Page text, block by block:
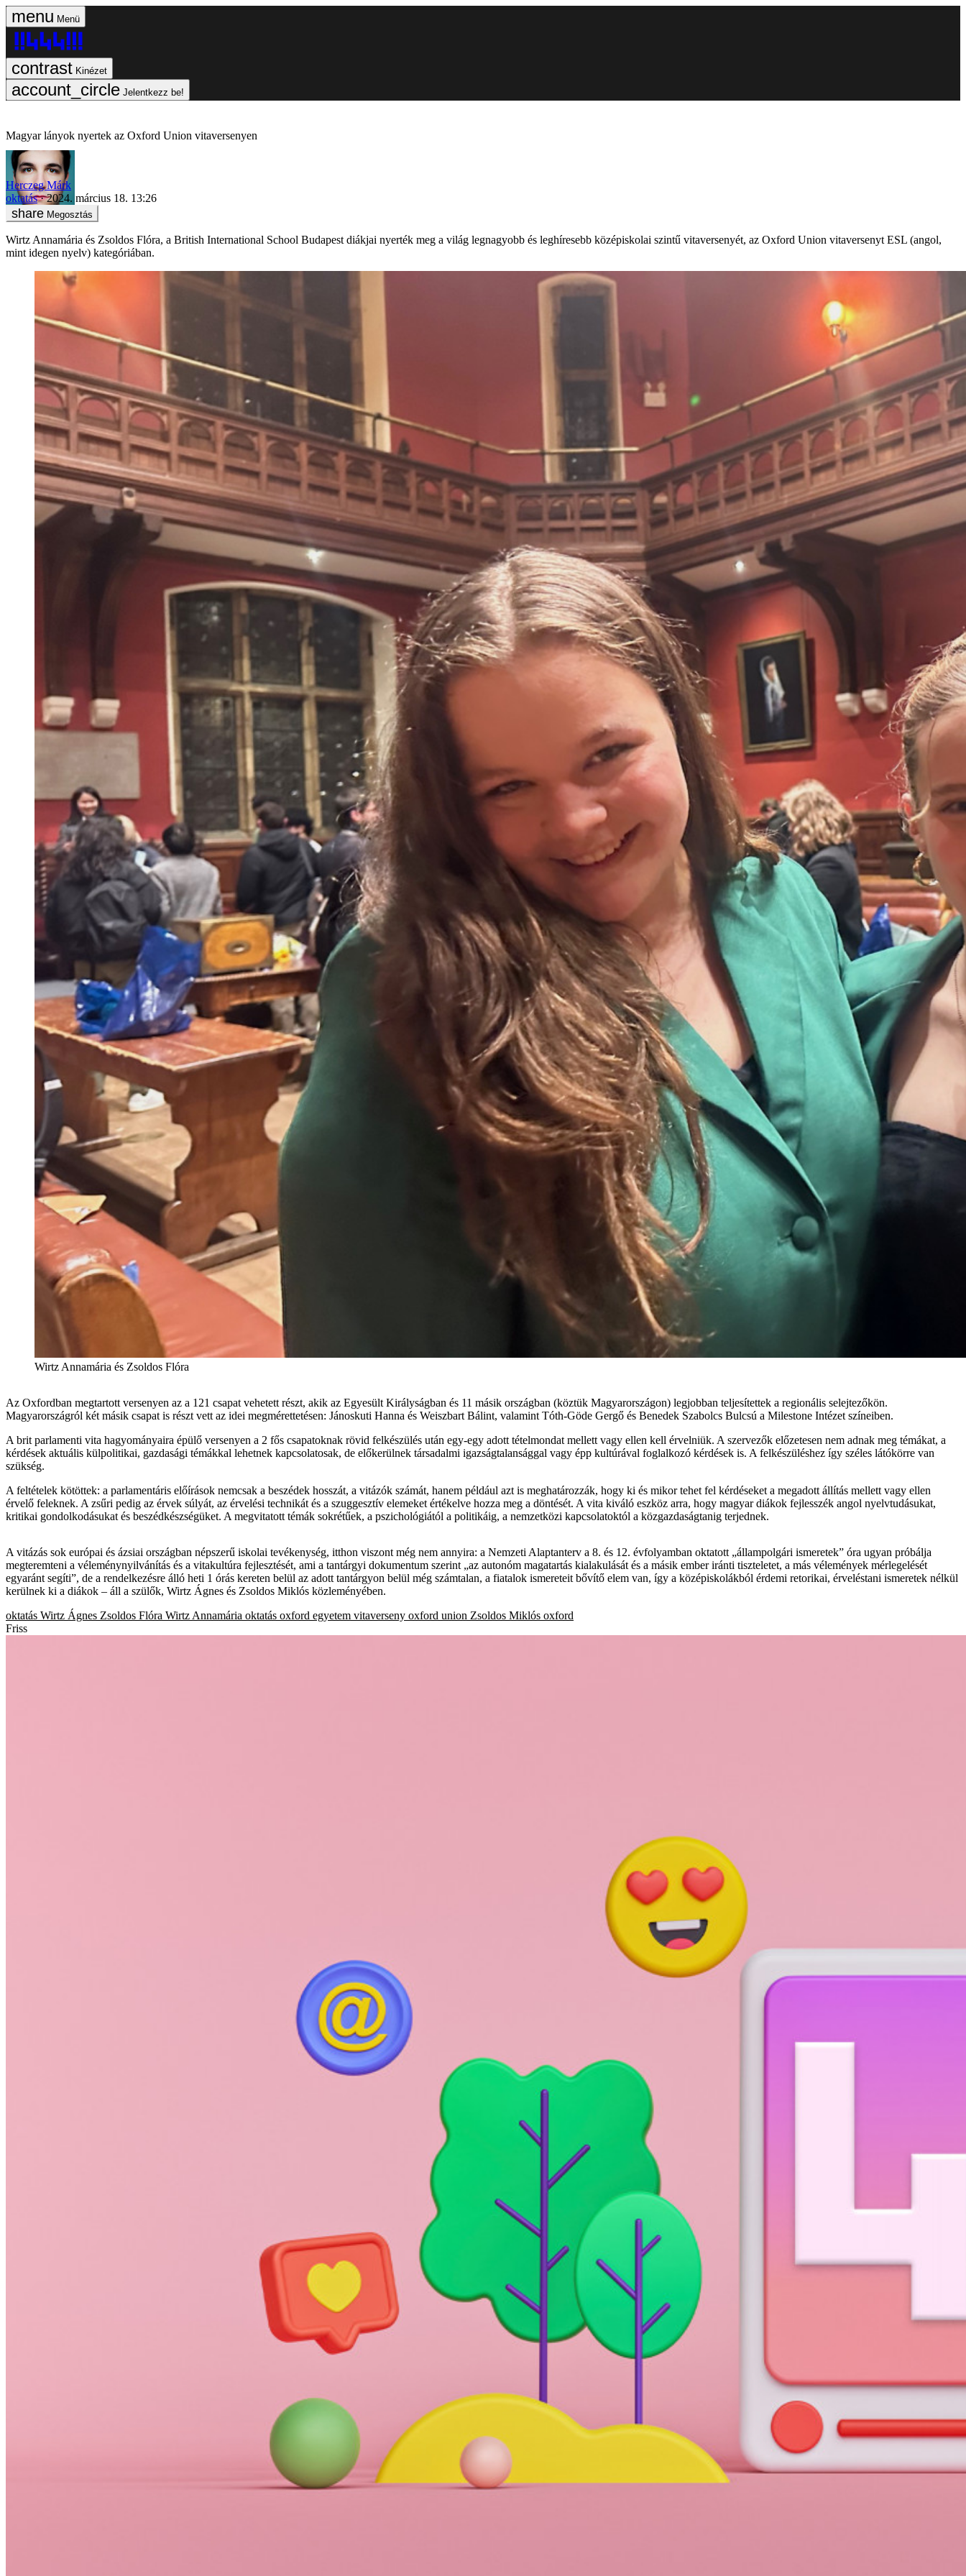
Menü
Kinézet
Jelentkezz be!
Magyar lányok nyertek az Oxford Union vitaversenyen
Herczeg Márk
oktatás
2024. március 18. 13:26
Megosztás
Wirtz Annamária és Zsoldos Flóra, a British International School Budapest diákjai nyerték meg a világ legnagyobb és leghíresebb középiskolai szintű vitaversenyét, az Oxford Union vitaversenyt ESL (angol,
mint idegen nyelv) kategóriában.
Wirtz Annamária és Zsoldos Flóra
Az Oxfordban megtartott versenyen az a 121 csapat vehetett részt, akik az Egyesült Királyságban és 11 másik országban (köztük Magyarországon) legjobban teljesítettek a regionális selejtezőkön.
Magyarországról két másik csapat is részt vett az idei megmérettetésen: Jánoskuti Hanna és Weiszbart Bálint, valamint Tóth-Göde Gergő és Benedek Szabolcs Bulcsú a Milestone Intézet színeiben.
A brit parlamenti vita hagyományaira épülő versenyen a 2 fős csapatoknak rövid felkészülés után egy-egy adott tételmondat mellett vagy ellen kell érvelniük. A szervezők előzetesen nem adnak meg témákat, a
kérdések aktuális külpolitikai, gazdasági témákkal lehetnek kapcsolatosak, de előkerülnek társadalmi igazságtalansággal vagy épp kultúrával foglalkozó kérdések is. A felkészüléshez így széles látókörre van
szükség.
A feltételek kötöttek: a parlamentáris előírások nemcsak a beszédek hosszát, a vitázók számát, hanem például azt is meghatározzák, hogy ki és mikor tehet fel kérdéseket a megadott állítás mellett vagy ellen
érvelő feleknek. A zsűri pedig az érvek súlyát, az érvelési technikát és a szuggesztív elemeket értékelve hozza meg a döntését. A vita kiváló eszköz arra, hogy magyar diákok fejlesszék angol nyelvtudásukat,
kritikai gondolkodásukat és beszédkészségüket. A megvitatott témák sokrétűek, a pszichológiától a politikáig, a nemzetközi kapcsolatoktól a közgazdaságtanig terjednek.
A vitázás sok európai és ázsiai országban népszerű iskolai tevékenység, itthon viszont még nem annyira: a Nemzeti Alaptanterv a 8. és 12. évfolyamban oktatott „állampolgári ismeretek” óra ugyan próbálja
megteremteni a véleménynyilvánítás és a vitakultúra fejlesztését, ami a tantárgyi dokumentum szerint „az autonóm magatartás kialakulását és a másik ember iránti tiszteletet, a más vélemények mérlegelését
egyaránt segíti”, de a rendelkezésre álló heti 1 órás kereten belül az adott tantárgyon belül még számtalan, a fiatalok ismereteit bővítő elem van, így a középiskolákból érdemi retorikai, érveléstani ismeretek nélkül
kerülnek ki a diákok – áll a szülők, Wirtz Ágnes és Zsoldos Miklós közleményében.
oktatás Wirtz Ágnes Zsoldos Flóra Wirtz Annamária oktatás oxford egyetem vitaverseny oxford union Zsoldos Miklós oxford
Friss